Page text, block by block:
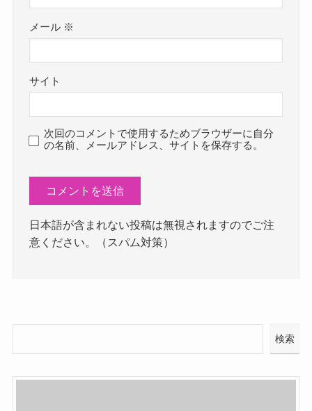
メール ※
サイト
次回のコメントで使用するためブラウザーに自分
の名前、メールアドレス、サイトを保存する。
日本語が含まれない投稿は無視されますのでご注
意ください。（スパム対策）
検索